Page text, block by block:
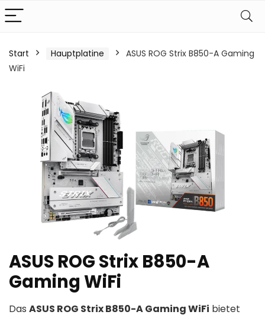
Start Hauptplatine
ASUS ROG Strix B850-A Gaming
WiFi
ASUS ROG Strix B850-A
Gaming WiFi
Das ASUS ROG Strix B850-A Gaming WiFi bietet